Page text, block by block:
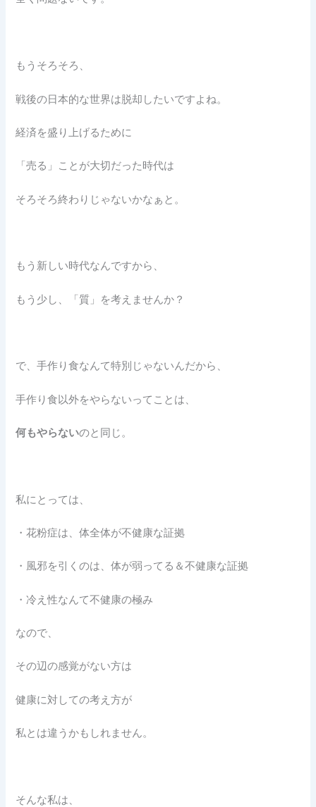
もうそろそろ、
戦後の日本的な世界は脱却したいですよね。
経済を盛り上げるために
「売る」ことが大切だった時代は
そろそろ終わりじゃないかなぁと。
もう新しい時代なんですから、
もう少し、「質」を考えませんか？
で、手作り食なんて特別じゃないんだから、
手作り食以外をやらないってことは、
何もやらないのと同じ。
私にとっては、
・花粉症は、体全体が不健康な証拠
・風邪を引くのは、体が弱ってる＆不健康な証拠
・冷え性なんて不健康の極み
なので、
その辺の感覚がない方は
健康に対しての考え方が
私とは違うかもしれません。
そんな私は、